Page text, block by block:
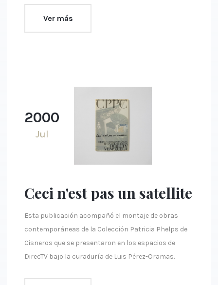
Ver más
2000
Jul
Ceci n'est pas un satellite
Esta publicación acompañó el montaje de obras
contemporáneas de la Colección Patricia Phelps de
Cisneros que se presentaron en los espacios de
DirecTV bajo la curaduría de Luis Pérez-Oramas.